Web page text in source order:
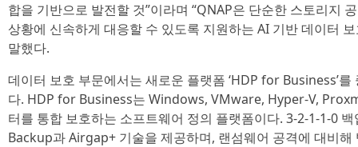
합을 기반으로 발전할 것”이라며 “QNAP은 단순한 스토리지
상황에 신속하게 대응할 수 있도록 지원하는 AI 기반 데이터
말했다.
데이터 보호 부문에서는 새로운 플랫폼 ‘HDP for Business’
다. HDP for Business는 Windows, VMware, Hyper-V,
터를 통합 보호하는 소프트웨어 정의 플랫폼이다. 3-2-1-1-0
Backup과 Airgap+ 기술을 제공하며, 랜섬웨어 공격에 대비